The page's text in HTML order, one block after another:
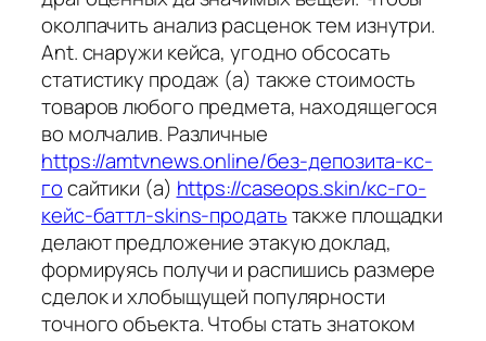
околпачить анализ расценок тем изнутри.
Ant. снаружи кейса, угодно обсосать
статистику продаж (а) также стоимость
товаров любого предмета, находящегося
во молчалив. Различные
https://amtvnews.online/без-депозита-кс-
госайтики (а) https://caseops.skin/кс-го-
кейс-баттл-skins-продатьтакже площадки
делают предложение этакую доклад,
формируясь получи и распишись размере
сделок и хлобыщущей популярности
точного объекта. Чтобы стать знатоком